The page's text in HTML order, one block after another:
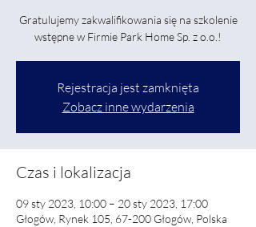
Gratulujemy zakwalifikowania się na szkolenie
wstępne w Firmie Park Home Sp. z o.o.!
Rejestracja jest zamknięta
Zobacz inne wydarzenia
Czas i lokalizacja
09 sty 2023, 10:00 – 20 sty 2023, 17:00
Głogów, Rynek 105, 67-200 Głogów, Polska